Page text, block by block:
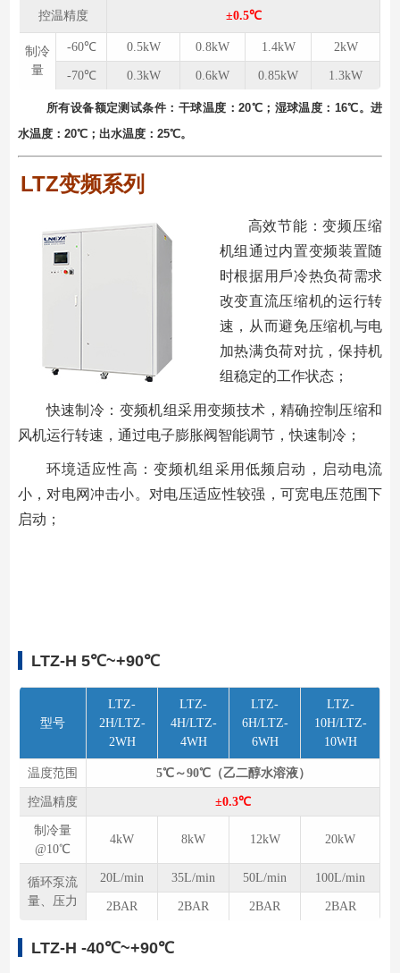
控温精度 ±0.5℃
制冷
量
-60℃ 0.5kW 0.8kW 1.4kW 2kW
-70℃ 0.3kW 0.6kW 0.85kW 1.3kW
所有设备额定测试条件：⼲球温度：20℃；湿球温度：16℃。进
⽔温度：20℃；出⽔温度：25℃。
LTZ变频系列
⾼效节能：变频压缩
机组通过内置变频装置随
时根据⽤⼾冷热负荷需求
改变直流压缩机的运⾏转
速，从⽽避免压缩机与电
加热满负荷对抗，保持机
组稳定的⼯作状态；
快速制冷：变频机组采⽤变频技术，精确控制压缩和
⻛机运行转速，通过电⼦膨胀阀智能调节，快速制冷；
环境适应性⾼：变频机组采⽤低频启动，启动电流
小，对电⽹冲击小。对电压适应性较强，可宽电压范围下
启动；
LTZ-H 5℃~+90℃
型号
LTZ-
2H/LTZ-
2WH
LTZ-
4H/LTZ-
4WH
LTZ-
6H/LTZ-
6WH
LTZ-
10H/LTZ-
10WH
温度范围 5℃～90℃（乙二醇水溶液）
控温精度 ±0.3℃
制冷量
@10℃
4kW 8kW 12kW 20kW
循环泵流
量、压力
20L/min 35L/min 50L/min 100L/min
2BAR 2BAR 2BAR 2BAR
LTZ-H -40℃~+90℃